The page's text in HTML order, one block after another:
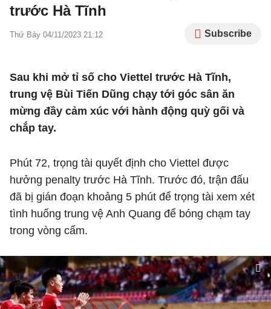
trước Hà Tĩnh
Thứ Bảy 04/11/2023 21:12 Subscribe
Sau khi mở tỉ số cho Viettel trước Hà Tĩnh,
trung vệ Bùi Tiến Dũng chạy tới góc sân ăn
mừng đầy cảm xúc với hành động quỳ gối và
chắp tay.
Phút 72, trọng tài quyết định cho Viettel được
hưởng penalty trước Hà Tĩnh. Trước đó, trận đấu
đã bị gián đoạn khoảng 5 phút để trọng tài xem xét
tình huống trung vệ Anh Quang để bóng chạm tay
trong vòng cấm.